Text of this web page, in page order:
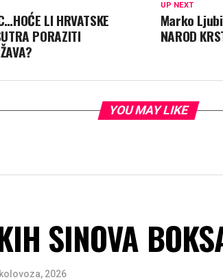
UP NEXT
Marko
NAROD
LI HRVATSKE
PORAZITI
YOU MAY LIKE
SINOVA
2026